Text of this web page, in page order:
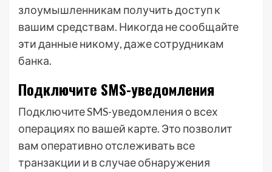
злоумышленникам получить доступ к
вашим средствам. Никогда не сообщайте
эти данные никому, даже сотрудникам
банка.
Подключите SMS-уведомления
Подключите SMS-уведомления о всех
операциях по вашей карте. Это позволит
вам оперативно отслеживать все
транзакции и в случае обнаружения